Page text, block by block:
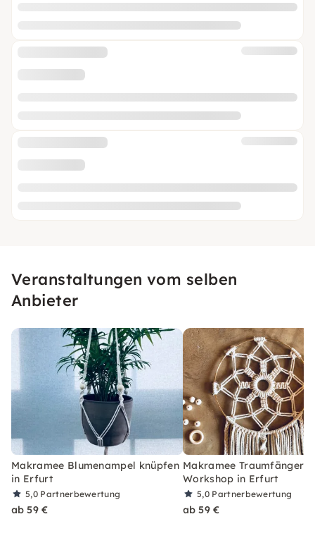
Veranstaltungen vom selben
Anbieter
Makramee Blumenampel knüpfen
in Erfurt
5,0 Partnerbewertung
ab 59 €
Makramee Traumfänger:
Workshop in Erfurt
5,0 Partnerbewertung
ab 59 €